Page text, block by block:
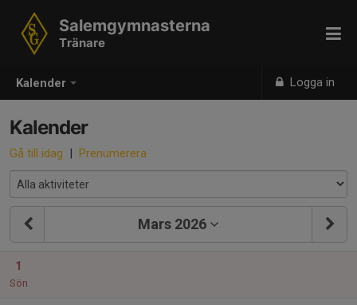
Kalender Logga in
Salemgymnasterna
Tränare
Kalender
Gå till idag | Prenumerera
Mars 2026
1
Sön